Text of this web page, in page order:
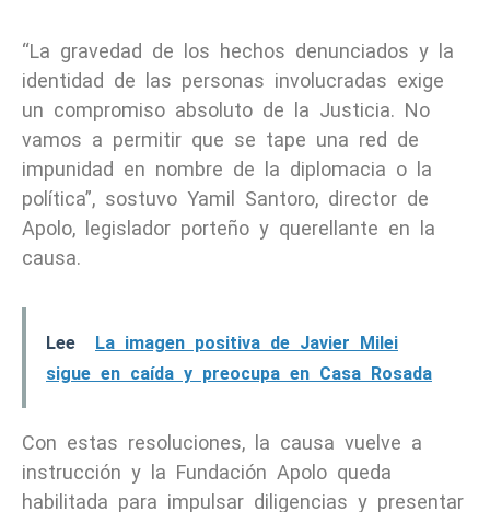
“La gravedad de los hechos denunciados y la
identidad de las personas involucradas exige
un compromiso absoluto de la Justicia. No
vamos a permitir que se tape una red de
impunidad en nombre de la diplomacia o la
política”, sostuvo Yamil Santoro, director de
Apolo, legislador porteño y querellante en la
causa.
Lee
La imagen positiva de Javier Milei
sigue en caída y preocupa en Casa Rosada
Con estas resoluciones, la causa vuelve a
instrucción y la Fundación Apolo queda
habilitada para impulsar diligencias y presentar